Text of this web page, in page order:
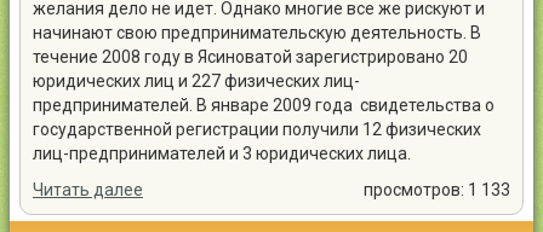
желания дело не идет. Однако многие все же рискуют и
начинают свою предпринимательскую деятельность. В
течение 2008 году в Ясиноватой зарегистрировано 20
юридических лиц и 227 физических лиц-
предпринимателей. В январе 2009 года свидетельства о
государственной регистрации получили 12 физических
лиц-предпринимателей и 3 юридических лица.
Читать далее
просмотров: 1 133